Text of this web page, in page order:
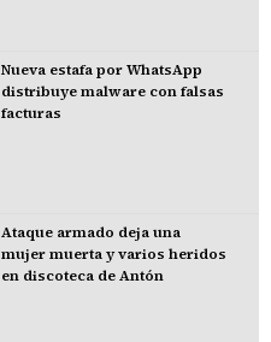
Nueva estafa por WhatsApp
distribuye malware con falsas
facturas
Ataque armado deja una
mujer muerta y varios heridos
en discoteca de Antón